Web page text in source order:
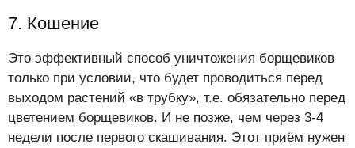
7. Кошение
Это эффективный способ уничтожения борщевиков
только при условии, что будет проводиться перед
выходом растений «в трубку», т.е. обязательно перед
цветением борщевиков. И не позже, чем через 3-4
недели после первого скашивания. Этот приём нужен